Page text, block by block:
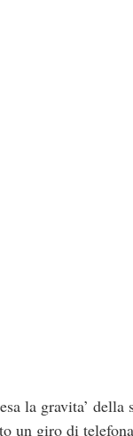
la gravita’
un giro di